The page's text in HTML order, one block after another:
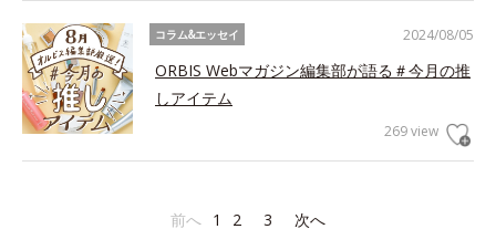
2024/08/05
コラム&エッセイ
ORBIS Webマガジン編集部が語る＃今月の推
しアイテム
269 view
前へ 1 2 3 次へ